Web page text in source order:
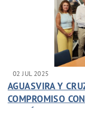
02 JUL 2025
AGUASVIRA Y
COMPROMISO
TRAVÉS DE UN